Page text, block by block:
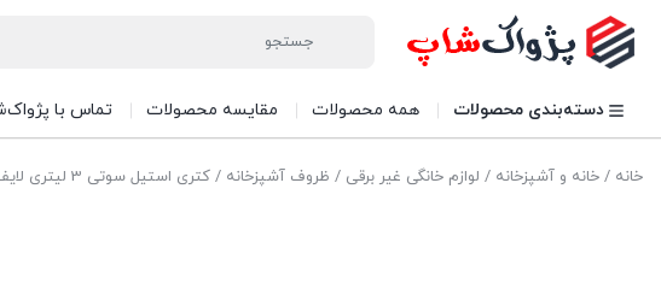
دسته‌بندی محصولات همه محصولات مقایسه محصولات تماس با
خانه / خانه و آشپزخانه / لوازم خانگی غیر برقی / ظروف آشپزخانه / کتری استیل سوتی 3 لیتری لایف اسمایل